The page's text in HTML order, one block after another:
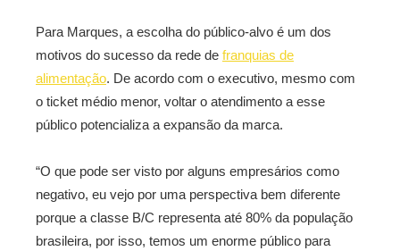
Para Marques, a escolha do público-alvo é um dos
motivos do sucesso da rede de franquias de
alimentação. De acordo com o executivo, mesmo com
o ticket médio menor, voltar o atendimento a esse
público potencializa a expansão da marca.
“O que pode ser visto por alguns empresários como
negativo, eu vejo por uma perspectiva bem diferente
porque a classe B/C representa até 80% da população
brasileira, por isso, temos um enorme público para